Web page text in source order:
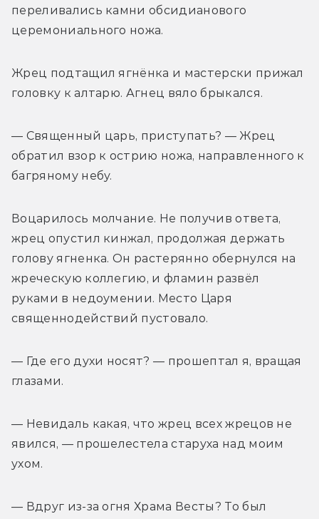
переливались камни обсидианового
церемониального ножа.
Жрец подтащил ягнёнка и мастерски прижал
головку к алтарю. Агнец вяло брыкался.
— Священный царь, приступать? — Жрец
обратил взор к острию ножа, направленного к
багряному небу.
Воцарилось молчание. Не получив ответа,
жрец опустил кинжал, продолжая держать
голову ягненка. Он растерянно обернулся на
жреческую коллегию, и фламин развёл
руками в недоумении. Место Царя
священнодействий пустовало.
— Где его духи носят? — прошептал я, вращая
глазами.
— Невидаль какая, что жрец всех жрецов не
явился, — прошелестела старуха над моим
ухом.
— Вдруг из-за огня Храма Весты? То был